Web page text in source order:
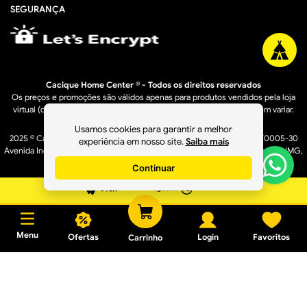
Menu Ofertas Carrinho Login Favoritos
Usamos cookies para garantir a melhor
experiência em nosso site. Saiba mais
Continuar
SEGURANÇA
Cacique Home Center ® - Todos os direitos reservados
Os preços e promoções são válidos apenas para produtos vendidos pela loja
virtual (caciquehomecenter.com.br). Os preços de lojas físicas podem variar.
2025 © Cacique Home Center Casa e Construção LTDA - 16.950.529/0005-30
Avenida Industrial, 1636 A – Bairro Distrito Industrial - Governador Valadares/MG,
CEP: 35040-610